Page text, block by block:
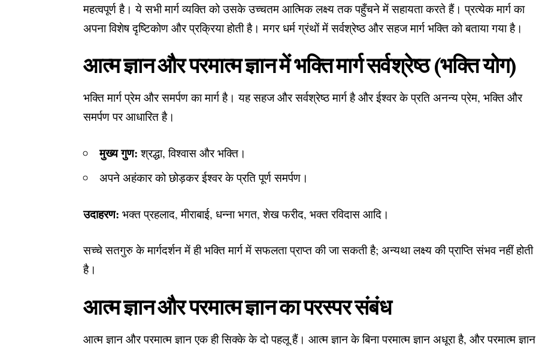
महत्वपूर्ण है। ये सभी मार्ग व्यक्ति को उसके उच्चतम आत्मिक लक्ष्य तक पहुँचने में सहायता करते हैं। प्रत्येक मार्ग का
अपना विशेष दृष्टिकोण और प्रक्रिया होती है। मगर धर्म ग्रंथों में सर्वश्रेष्ठ और सहज मार्ग भक्ति को बताया गया है।
आत्म ज्ञान और परमात्म ज्ञान में भक्ति मार्ग सर्वश्रेष्ठ (भक्ति योग)
भक्ति मार्ग प्रेम और समर्पण का मार्ग है। यह सहज और सर्वश्रेष्ठ मार्ग है और ईश्वर के प्रति अनन्य प्रेम, भक्ति और
समर्पण पर आधारित है।
मुख्य गुण: श्रद्धा, विश्वास और भक्ति।
अपने अहंकार को छोड़कर ईश्वर के प्रति पूर्ण समर्पण।
उदाहरण: भक्त प्रहलाद, मीराबाई, धन्ना भगत, शेख फरीद, भक्त रविदास आदि।
सच्चे सतगुरु के मार्गदर्शन में ही भक्ति मार्ग में सफलता प्राप्त की जा सकती है; अन्यथा लक्ष्य की प्राप्ति संभव नहीं होती
है।
आत्म ज्ञान और परमात्म ज्ञान का परस्पर संबंध
आत्म ज्ञान और परमात्म ज्ञान एक ही सिक्के के दो पहलू हैं। आत्म ज्ञान के बिना परमात्म ज्ञान अधूरा है, और परमात्म ज्ञान